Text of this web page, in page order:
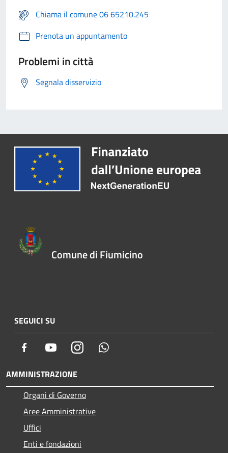
Chiama il comune 06 65210.245
Prenota un appuntamento
Problemi in città
Segnala disservizio
Comune di Fiumicino
SEGUICI SU
Facebook YoutubeInstagram
AMMINISTRAZIONE
Organi di Governo
Aree Amministrative
Uffici
Enti e fondazioni